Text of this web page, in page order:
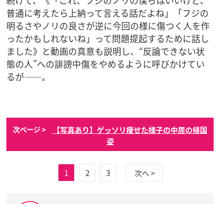
普通に考えたら上納って言える話だよね」「フジの
明るさやノリの良さが逆に今回の様に傷つく人を作
ったかもしれないね」って問題提起するために話し
ました》と動画の真意も説明し、“反論できない状
態の人”への誹謗中傷をやめるように呼びかけてい
るが――。
次ページ >
【写真あり】ゲッソリ痩せた様子の中居の帰国
姿
1 2 3 次へ >